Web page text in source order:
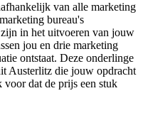
van alle marketing
bureau's
in het uitvoeren van jouw
jou en drie marketing
ontstaat. Deze onderlinge
Austerlitz die jouw opdracht
dat de prijs een stuk